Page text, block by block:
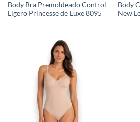
Body Bra Premoldeado Control
Ligero Princesse de Luxe 8095
Body
New